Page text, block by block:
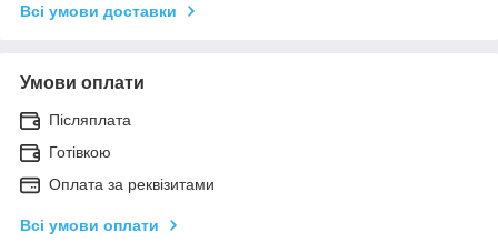
Всі умови доставки
Умови оплати
Післяплата
Готівкою
Оплата за реквізитами
Всі умови оплати